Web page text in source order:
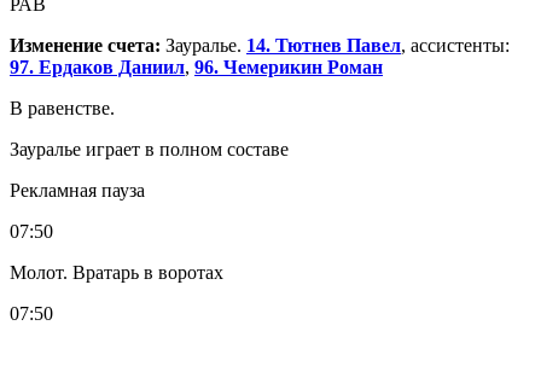
Изменение счета: Зауралье. 14. Тютнев Павел, ассистенты:
97. Ердаков Даниил, 96. Чемерикин Роман
В равенстве.
Зауралье играет в полном составе
Рекламная пауза
07:50
Молот. Вратарь в воротах
07:50